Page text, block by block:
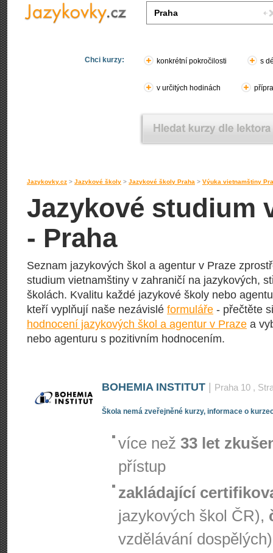
Chci kurzy: konkrétní pokročilosti s
v určitých hodinách
Jazykovky.cz > Jazykové školy > Jazykové školy Praha > Výuka vietnamštiny
Jazykové studium
- Praha
Seznam jazykových škol a agentur v Praze
studium vietnamštiny v zahraničí na jazykových,
školách. Kvalitu každé jazykové školy nebo
kteří vyplňují naše nezávislé formuláře - přečtěte
hodnocení jazykových škol a agentur v Praze a
nebo agenturu s pozitivním hodnocením.
BOHEMIA INSTITUT Praha 10 ,
Škola nemá zveřejněné kurzy, informace o
více než 33 let
přístup
zakládající
jazykových škol ČR),
vzdělávání